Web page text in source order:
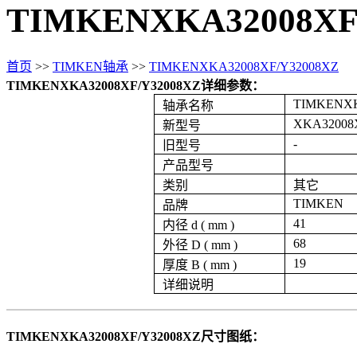
首页 >> TIMKEN轴承 >> TIMKENXKA32008XF/Y32008XZ
TIMKENXKA32008XF/Y32008XZ详细参数：
轴承名称
新型号
旧型号
-
产品型号
类别
其它
品牌
TIMKEN
内径 d ( mm )
41
外径 D ( mm )
68
厚度 B ( mm )
19
详细说明
TIMKENXKA32008XF/Y32008XZ尺寸图纸：